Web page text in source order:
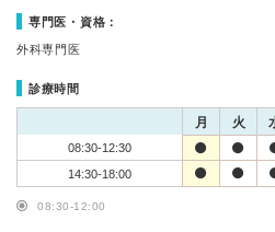
専門医・資格：
外科専門医
診療時間
月 火
08:30-12:30
14:30-18:00
08:30-12:00